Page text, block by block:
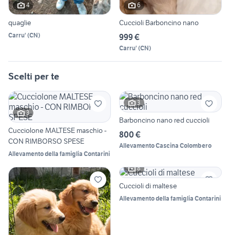
4
quaglie
Carru' (CN)
6
Cuccioli Barboncino nano
999 €
Carru' (CN)
Scelti per te
3
Cucciolone MALTESE maschio -
CON RIMBORSO SPESE
Allevamento della famiglia Contarini
3
Barboncino nano red cuccioli
800 €
Allevamento Cascina Colombero
8
Cuccioli di maltese
Allevamento della famiglia Contarini